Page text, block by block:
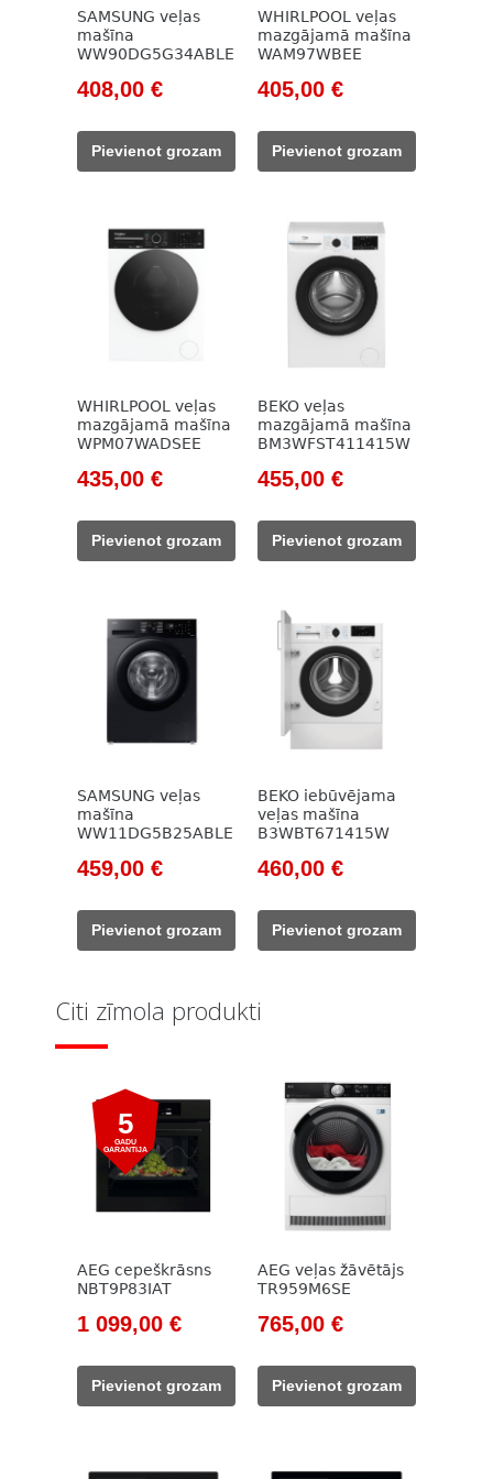
SAMSUNG veļas
mašīna
WW90DG5G34ABLE
Original
was:
596,00 €.
408,00 €Current
408,00 €.
Pievienot grozam
WHIRLPOOL veļas
mazgājamā mašīna
WAM97WBEE
Original
was:
515,00 €.
405,00 €Current
405,00 €.
Pievienot grozam
WHIRLPOOL veļas
mazgājamā mašīna
WPM07WADSEE
Original
was:
554,00 €.
435,00 €Current
435,00 €.
Pievienot grozam
BEKO veļas
mazgājamā mašīna
BM3WFST411415W
Original
was:
785,00 €.
455,00 €Current
455,00 €.
Pievienot grozam
SAMSUNG veļas
mašīna
WW11DG5B25ABLE
Original
was:
694,00 €.
459,00 €Current
459,00 €.
Pievienot grozam
BEKO iebūvējama
veļas mašīna
B3WBT671415W
Original
was:
785,00 €.
460,00 €Current
460,00 €.
Pievienot grozam
Citi zīmola produkti
5
GADU
GARANTIJA
AEG cepeškrāsns
NBT9P83IAT
Original
was:
1
1 099,00 €Current
1
Pievienot grozam
AEG veļas žāvētājs
TR959M6SE
Original
was:
1
765,00 €Current
765,00 €.
Pievienot grozam